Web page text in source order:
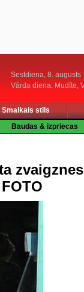
Sestdiena, 8. augusts
Vārda diena: Mudīte,
Smalkais stils
Baudas & izpriecas
zvaigznes